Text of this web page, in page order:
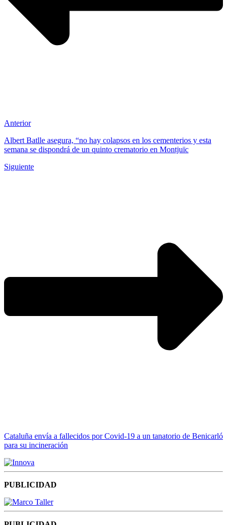
Anterior
Albert Batlle asegura, “no hay colapsos en los cementerios y esta
semana se dispondrá de un quinto crematorio en Montjuïc
Siguiente
Cataluña envía a fallecidos por Covid-19 a un tanatorio de Benicarló
para su incineración
PUBLICIDAD